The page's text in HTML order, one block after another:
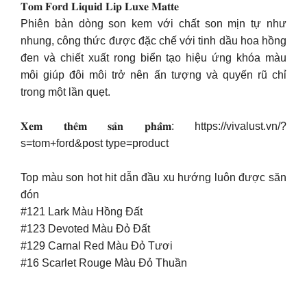
𝐓𝐨𝐦 𝐅𝐨𝐫𝐝 𝐋𝐢𝐪𝐮𝐢𝐝 𝐋𝐢𝐩 𝐋𝐮𝐱𝐞 𝐌𝐚𝐭𝐭𝐞
Phiên bản dòng son kem với chất son mịn tự như
nhung, công thức được đặc chế với tinh dầu hoa hồng
đen và chiết xuất rong biển tạo hiệu ứng khóa màu
môi giúp đôi môi trở nên ấn tượng và quyến rũ chỉ
trong một lần quẹt.
️𝐗𝐞𝐦 𝐭𝐡𝐞̂𝐦 𝐬𝐚̉𝐧 𝐩𝐡𝐚̂̉𝐦: https://vivalust.vn/?
s=tom+ford&post type=product
Top màu son hot hit dẫn đầu xu hướng luôn được săn
đón
#121 Lark Màu Hồng Đất
#123 Devoted Màu Đỏ Đất
#129 Carnal Red Màu Đỏ Tươi
#16 Scarlet Rouge Màu Đỏ Thuần